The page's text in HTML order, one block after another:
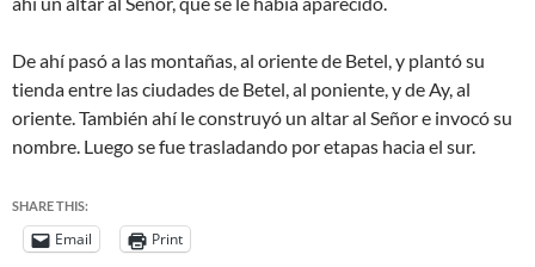
De ahí pasó a las montañas, al oriente de Betel, y plantó su
tienda entre las ciudades de Betel, al poniente, y de Ay, al
oriente. También ahí le construyó un altar al Señor e invocó su
nombre. Luego se fue trasladando por etapas hacia el sur.
SHARE THIS:
Email Print